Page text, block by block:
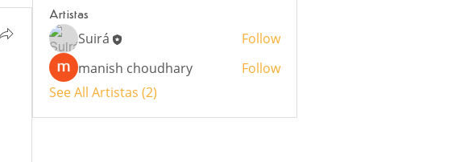
Artistas
Suirá
Follow
manish choudhary
Follow
See All Artistas (2)